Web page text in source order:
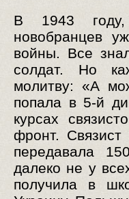
В 1943
новобранцев
войны. Все
солдат. Но
молитву: «А
попала в 5-й
курсах
фронт. Связист
передавала
далеко не у
получила в